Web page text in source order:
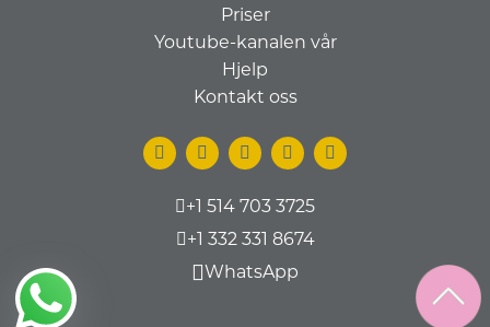
Priser
Youtube-kanalen vår
Hjelp
Kontakt oss
+1 514 703 3725
+1 332 331 8674
WhatsApp